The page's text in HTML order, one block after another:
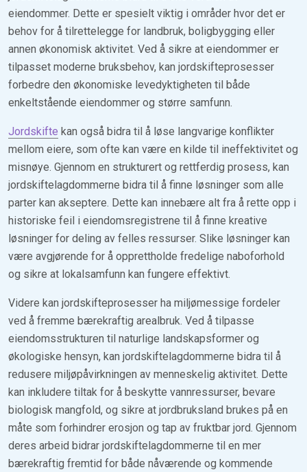
eiendommer. Dette er spesielt viktig i områder hvor det er
behov for å tilrettelegge for landbruk, boligbygging eller
annen økonomisk aktivitet. Ved å sikre at eiendommer er
tilpasset moderne bruksbehov, kan jordskifteprosesser
forbedre den økonomiske levedyktigheten til både
enkeltstående eiendommer og større samfunn.
Jordskifte kan også bidra til å løse langvarige konflikter
mellom eiere, som ofte kan være en kilde til ineffektivitet og
misnøye. Gjennom en strukturert og rettferdig prosess, kan
jordskiftelagdommerne bidra til å finne løsninger som alle
parter kan akseptere. Dette kan innebære alt fra å rette opp i
historiske feil i eiendomsregistrene til å finne kreative
løsninger for deling av felles ressurser. Slike løsninger kan
være avgjørende for å opprettholde fredelige naboforhold
og sikre at lokalsamfunn kan fungere effektivt.
Videre kan jordskifteprosesser ha miljømessige fordeler
ved å fremme bærekraftig arealbruk. Ved å tilpasse
eiendomsstrukturen til naturlige landskapsformer og
økologiske hensyn, kan jordskiftelagdommerne bidra til å
redusere miljøpåvirkningen av menneskelig aktivitet. Dette
kan inkludere tiltak for å beskytte vannressurser, bevare
biologisk mangfold, og sikre at jordbruksland brukes på en
måte som forhindrer erosjon og tap av fruktbar jord. Gjennom
deres arbeid bidrar jordskiftelagdommerne til en mer
bærekraftig fremtid for både nåværende og kommende